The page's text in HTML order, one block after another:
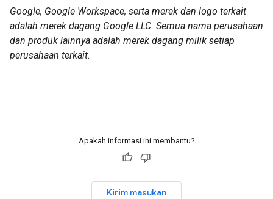
Google, Google Workspace, serta merek dan logo terkait
adalah merek dagang Google LLC. Semua nama perusahaan
dan produk lainnya adalah merek dagang milik setiap
perusahaan terkait.
Apakah informasi ini membantu?
Kirim masukan